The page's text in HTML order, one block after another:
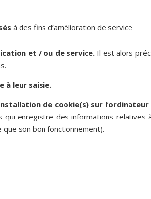
à des fins d’amélioration de service
et / ou de service. Il est alors
à leur saisie.
de cookie(s) sur l’ordinateur
qui enregistre des informations relatives
que son bon fonctionnement).